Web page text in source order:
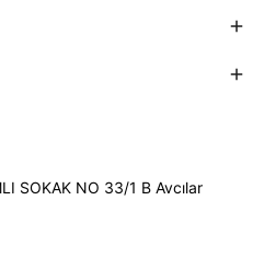
SOKAK NO 33/1 B Avcılar